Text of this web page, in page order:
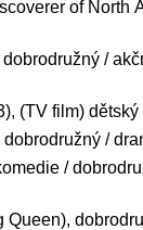
of North
/
(TV film)
/
/
Queen),